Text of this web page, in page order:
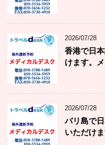
2026/07/28
香港で日
けます。
2026/07/28
バリ島で
いただけ